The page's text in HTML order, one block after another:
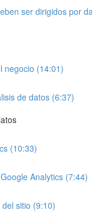
ser dirigidos por
negocio (14:01)
de datos (6:37)
(10:33)
Analytics (7:44)
sitio (9:10)